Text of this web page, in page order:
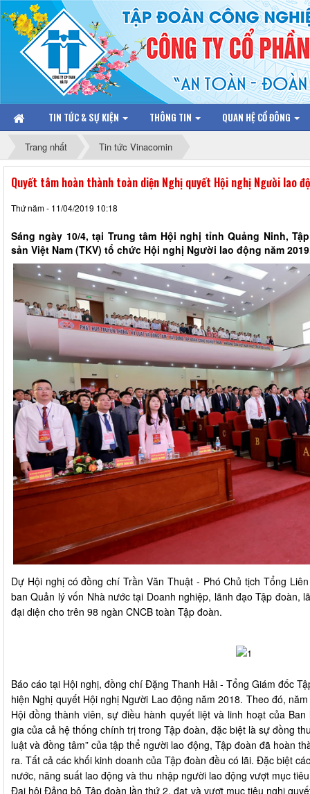
TIN TỨC & SỰ KIỆN THÔNG TIN QUAN HỆ CỔ ĐÔNG
Trang nhất Tin tức Vinacomin
Quyết tâm hoàn thành toàn diện Nghị quyết Hội nghị Người lao
Thứ năm - 11/04/2019 10:18
Sáng ngày 10/4, tại Trung tâm Hội nghị tỉnh Quảng Ninh,
sản Việt Nam (TKV) tổ chức Hội nghị Người lao động năm
Dự Hội nghị có đồng chí Trần Văn Thuật - Phó Chủ tịch Tổng
ban Quản lý vốn Nhà nước tại Doanh nghiệp, lãnh đạo Tập đoàn,
đại diện cho trên 98 ngàn CNCB toàn Tập đoàn.
Báo cáo tại Hội nghị, đồng chí Đặng Thanh Hải - Tổng Giám đốc
hiện Nghị quyết Hội nghị Người Lao động năm 2018. Theo đó,
Hội đồng thành viên, sự điều hành quyết liệt và linh hoạt của
gia của cả hệ thống chính trị trong Tập đoàn, đặc biệt là sự đồng
luật và đồng tâm” của tập thể người lao động, Tập đoàn đã hoàn
ra. Tất cả các khối kinh doanh của Tập đoàn đều có lãi. Đặc biệt
nước, năng suất lao động và thu nhập người lao động vượt mục
Đại hội Đảng bộ Tập đoàn lần thứ 2, đạt và vượt mục tiêu nghị